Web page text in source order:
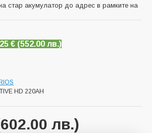
стар акумулатор до адрес в рамките на
€ (552.00 лв.)
лв.)
HD 220AH